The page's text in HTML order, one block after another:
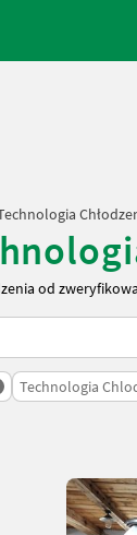
od
Technologia